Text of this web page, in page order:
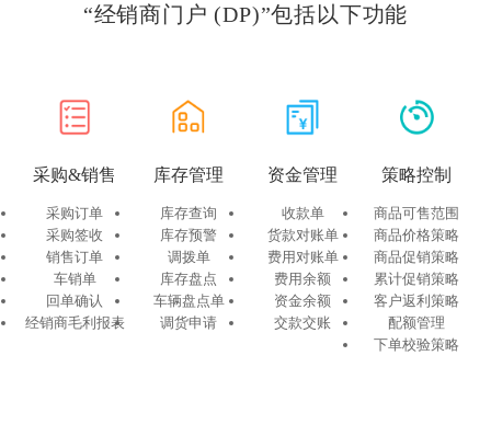
“经销商门户 (DP)”包括以下功能
采购&销售
采购订单
采购签收
销售订单
车销单
回单确认
经销商毛利报表
库存管理
库存查询
库存预警
调拨单
库存盘点
车辆盘点单
调货申请
资金管理
收款单
货款对账单
费用对账单
费用余额
资金余额
交款交账
策略控制
商品可售范围
商品价格策略
商品促销策略
累计促销策略
客户返利策略
配额管理
下单校验策略